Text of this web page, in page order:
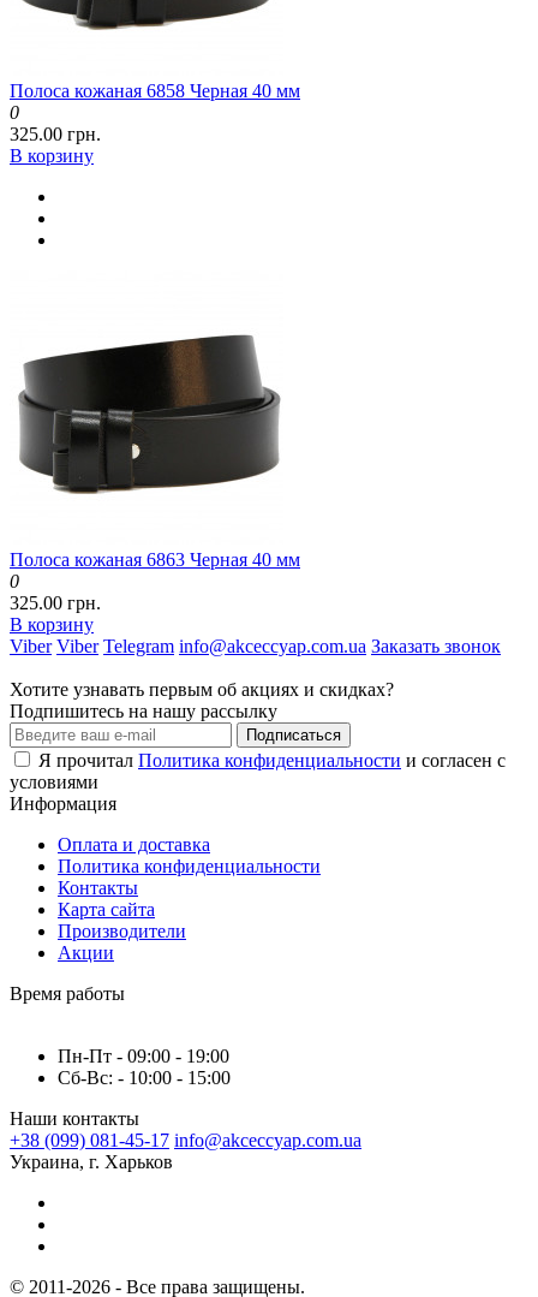
Полоса кожаная 6858 Черная 40 мм
0
325.00 грн.
В корзину
Полоса кожаная 6863 Черная 40 мм
0
325.00 грн.
В корзину
Viber Viber Telegram info@akceccyap.com.ua Заказать звонок
Хотите узнавать первым об акциях и скидках?
Подпишитесь на нашу рассылку
Подписаться
Я прочитал Политика конфиденциальности и согласен с
условиями
Информация
Оплата и доставка
Политика конфиденциальности
Контакты
Карта сайта
Производители
Акции
Время работы
Пн-Пт - 09:00 - 19:00
Сб-Вс: - 10:00 - 15:00
Наши контакты
+38 (099) 081-45-17 info@akceccyap.com.ua
Украина, г. Харьков
© 2011-2026 - Все права защищены.